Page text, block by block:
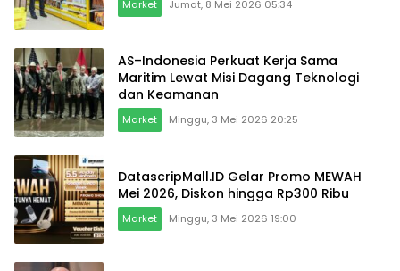
Market Jumat, 8 Mei 2026 05:34
AS–Indonesia Perkuat Kerja Sama
Maritim Lewat Misi Dagang Teknologi
dan Keamanan
Market Minggu, 3 Mei 2026 20:25
DatascripMall.ID Gelar Promo MEWAH
Mei 2026, Diskon hingga Rp300 Ribu
Market Minggu, 3 Mei 2026 19:00